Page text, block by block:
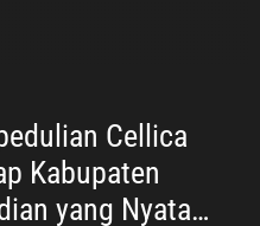
Cellica
Kabupaten
yang Nyata